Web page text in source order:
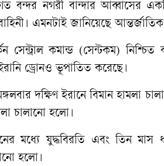
বন্দর নগরী বান্দার আব্বাসের
এমনটাই জানিয়েছে আন্তর্জাতিক
সেন্ট্রাল কমান্ড (সেন্টকম)
ইরানি ড্রোনও ভূপাতিত করেছে।
দক্ষিণ ইরানে বিমান হামলা
চালানো হলো।
মধ্যে যুদ্ধবিরতি এবং তিন
হলো।